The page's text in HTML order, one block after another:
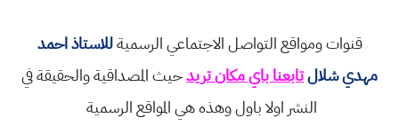
قنوات ومواقع التواصل الاجتماعي الرسميةللاستاذ احمد
مهدي شلالتابعنا باي مكان تريدحيث المصداقية والحقيقة في
النشر اولا باول وهذه هي المواقع الرسمية